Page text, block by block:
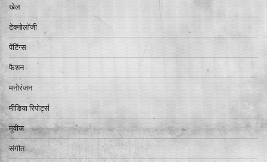
खेल
टेक्नोलॉजी
पेंटिंग्स
फैशन
मनोरंजन
मीडिया रिपोर्ट्स
मूवीज
संगीत